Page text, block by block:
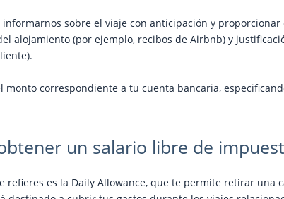
informarnos sobre el viaje con anticipación y
alojamiento (por ejemplo, recibos de Airbnb) y
correspondiente a tu cuenta bancaria,
un salario libre de
refieres es la Daily Allowance, que te permite retirar